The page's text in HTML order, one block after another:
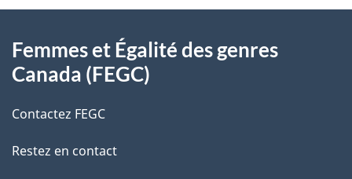
i
s
d
propos
ce
site
Femmes et Égalité des genres
Canada (FEGC)
Contactez FEGC
Restez en contact